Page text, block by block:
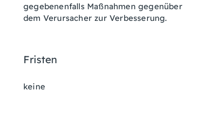
gegebenenfalls Maßnahmen gegenüber
dem Verursacher zur Verbesserung.
Fristen
keine